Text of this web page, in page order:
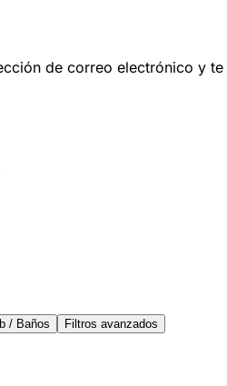
de correo electrónico y
/ Baños Filtros avanzados